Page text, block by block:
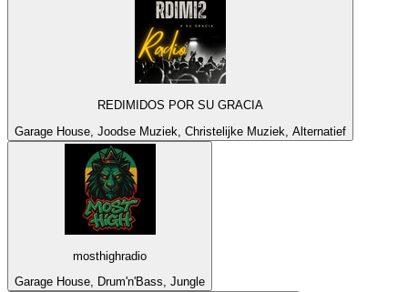
REDIMIDOS POR SU GRACIA
Garage House, Joodse Muziek, Christelijke Muziek, Alternatief
mosthighradio
Garage House, Drum'n'Bass, Jungle